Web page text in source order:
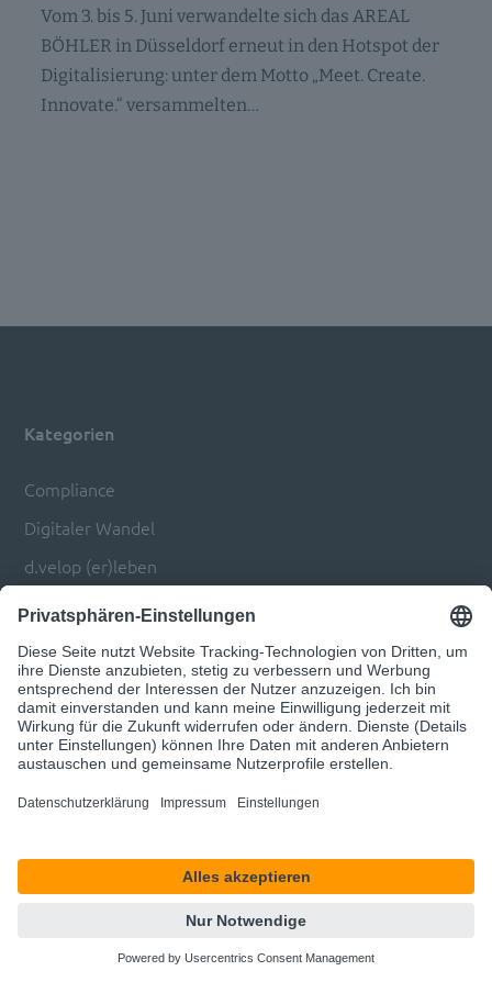
Vom 3. bis 5. Juni verwandelte sich das AREAL
BÖHLER in Düsseldorf erneut in den Hotspot der
Digitalisierung: unter dem Motto „Meet. Create.
Innovate.“ versammelten…
Kategorien
Compliance
Digitaler Wandel
d.velop (er)leben
Engineering
Automatisierung von Prozessen
Transformation von Branchen & Märkten
Über uns
d.velop Software